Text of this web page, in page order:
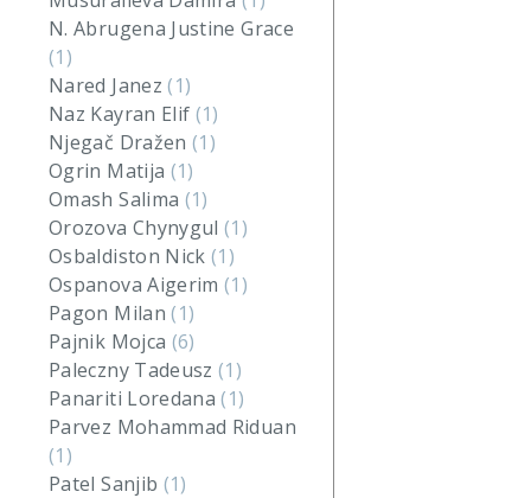
N. Abrugena Justine Grace
(1)
Nared Janez(1)
Naz Kayran Elif (1)
Njegač Dražen(1)
Ogrin Matija (1)
Omash Salima (1)
Orozova Chynygul(1)
Osbaldiston Nick(1)
Ospanova Aigerim(1)
Pagon Milan(1)
Pajnik Mojca (6)
Paleczny Tadeusz(1)
Panariti Loredana(1)
Parvez Mohammad Riduan
(1)
Patel Sanjib (1)